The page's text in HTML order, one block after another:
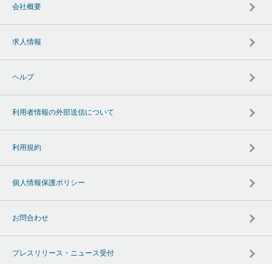
会社概要
求人情報
ヘルプ
利用者情報の外部送信について
利用規約
個人情報保護ポリシー
お問合わせ
プレスリリース・ニュース受付